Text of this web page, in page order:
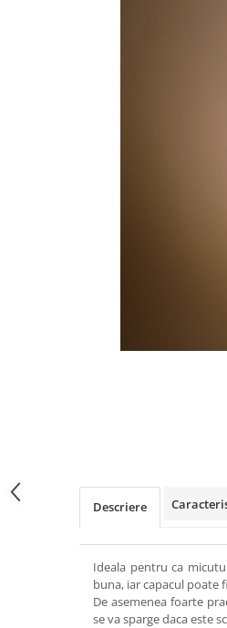
Descriere
Ideala pentru ca
buna, iar capacul poate
De asemenea foarte
se va sparge daca este